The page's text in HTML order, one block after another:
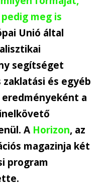
meg is
Unió által
segítséget
és egyéb
a
A Horizon, az
magazinja két
program